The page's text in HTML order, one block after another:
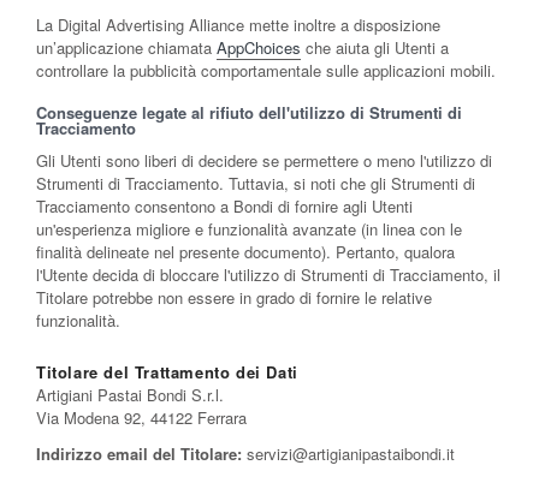
La Digital Advertising Alliance mette inoltre a disposizione
un’applicazione chiamata AppChoices che aiuta gli Utenti a
controllare la pubblicità comportamentale sulle applicazioni mobili.
Conseguenze legate al rifiuto dell'utilizzo di Strumenti di
Tracciamento
Gli Utenti sono liberi di decidere se permettere o meno l'utilizzo di
Strumenti di Tracciamento. Tuttavia, si noti che gli Strumenti di
Tracciamento consentono a Bondi di fornire agli Utenti
un'esperienza migliore e funzionalità avanzate (in linea con le
finalità delineate nel presente documento). Pertanto, qualora
l'Utente decida di bloccare l'utilizzo di Strumenti di Tracciamento, il
Titolare potrebbe non essere in grado di fornire le relative
funzionalità.
Titolare del Trattamento dei Dati
Artigiani Pastai Bondi S.r.l.
Via Modena 92, 44122 Ferrara
Indirizzo email del Titolare: servizi@artigianipastaibondi.it